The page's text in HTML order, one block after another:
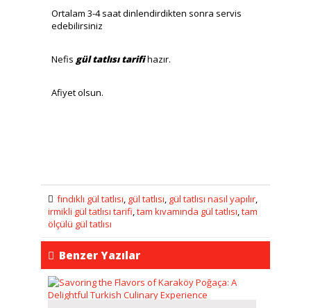
Ortalam 3-4 saat dinlendirdikten sonra servis
edebilirsiniz
Nefis gül tatlısı tarifihazır.
Afiyet olsun.
fındıklı gül tatlısı, gül tatlısı, gül tatlısı nasıl yapılır,
irmikli gül tatlısı tarifi,tam kıvamında gül tatlısı,tam
ölçülü gül tatlısı
Benzer Yazılar